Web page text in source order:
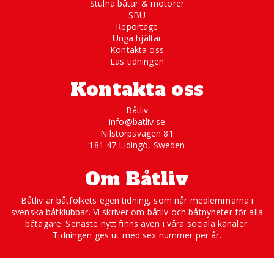
Stulna båtar & motorer
SBU
Reportage
Unga hjältar
Kontakta oss
Läs tidningen
Kontakta oss
Båtliv
info@batliv.se
Nilstorpsvägen 81
181 47 Lidingö, Sweden
Om Båtliv
Båtliv är båtfolkets egen tidning, som når medlemmarna i
svenska båtklubbar. Vi skriver om båtliv och båtnyheter för alla
båtägare. Senaste nytt finns även i våra sociala kanaler.
Tidningen ges ut med sex nummer per år.